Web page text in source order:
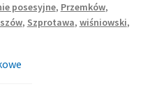
posesyjne, Przemków,
, Szprotawa, wiśniowski,